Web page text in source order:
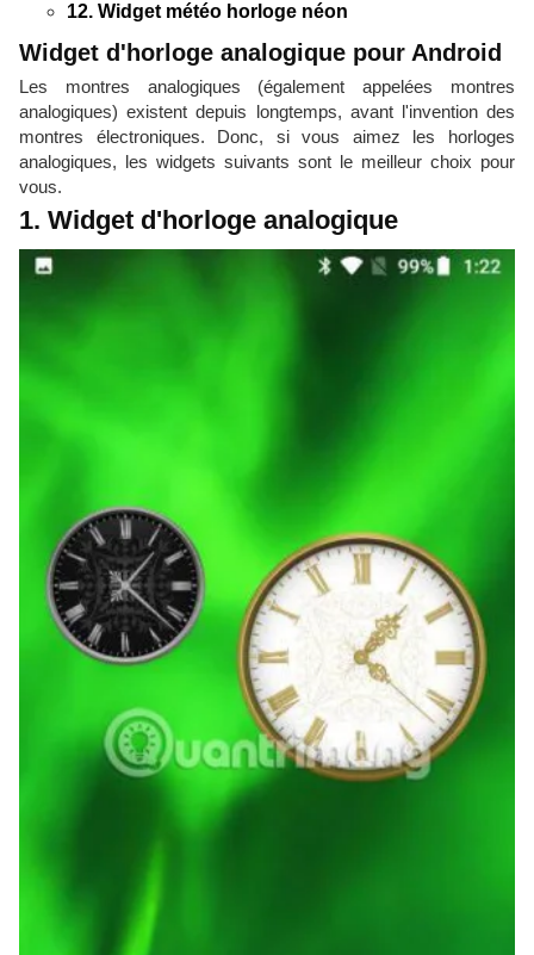
12. Widget météo horloge néon
Widget d'horloge analogique pour Android
Les montres analogiques (également appelées montres
analogiques) existent depuis longtemps, avant l'invention des
montres électroniques. Donc, si vous aimez les horloges
analogiques, les widgets suivants sont le meilleur choix pour
vous.
1. Widget d'horloge analogique